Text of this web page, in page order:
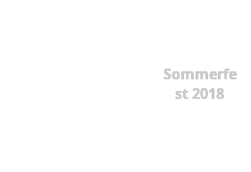
Sommerfe
st 2018